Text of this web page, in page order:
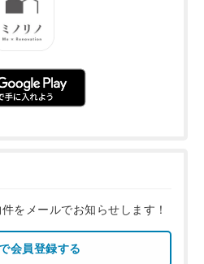
をメールでお知らせします！
会員登録する